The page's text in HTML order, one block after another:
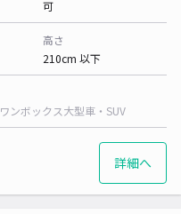
可
高さ
210cm 以下
ワンボックス大型車・SUV
詳細へ